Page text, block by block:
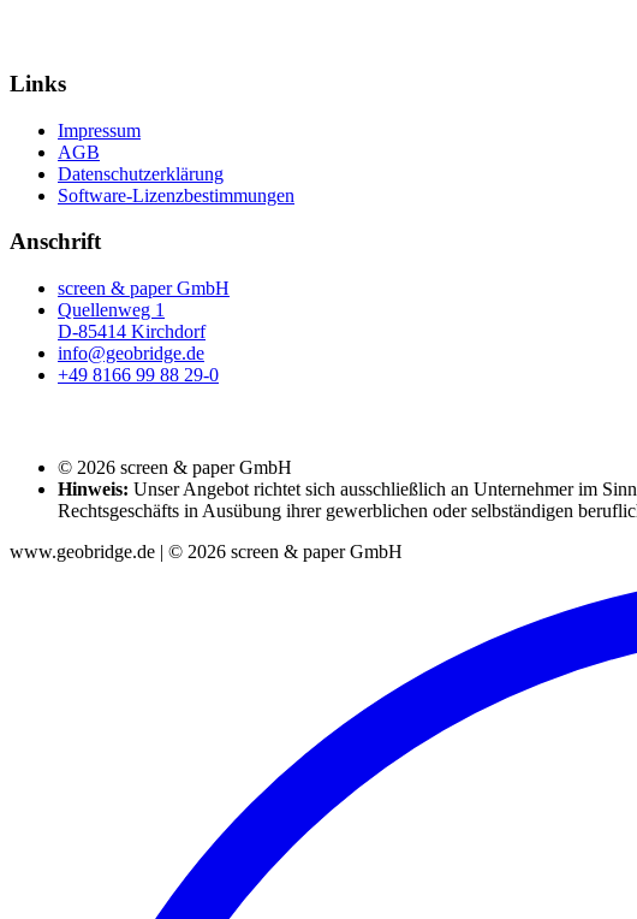
Links
Impressum
AGB
Datenschutzerklärung
Software-Lizenzbestimmungen
Anschrift
screen & paper GmbH
Quellenweg 1
D-85414 Kirchdorf
info@geobridge.de
+49 8166 99 88 29-0
© 2026 screen & paper GmbH
Hinweis: Unser Angebot richtet sich ausschließlich an Unternehmer im
Rechtsgeschäfts in Ausübung ihrer gewerblichen oder selbständigen
www.geobridge.de | © 2026 screen & paper GmbH